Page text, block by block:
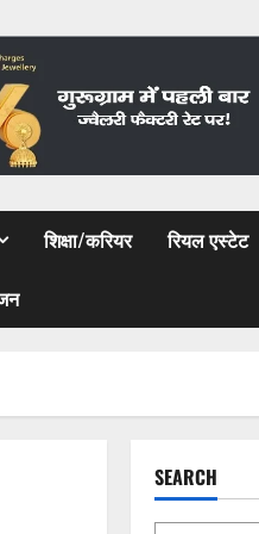
शिक्षा/करियर रियल एस्टेट
SEARCH